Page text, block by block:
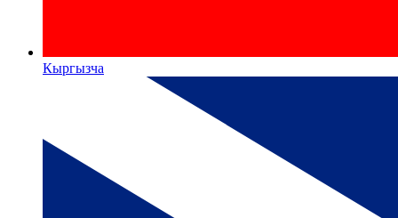
Кыргызча